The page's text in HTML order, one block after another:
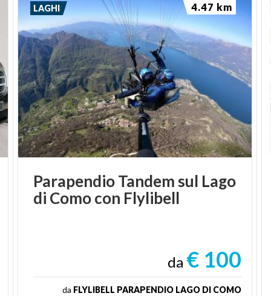
ParapendioTandem sul Lago
di Comocon Flylibell
da € 100
da FLYLIBELL PARAPENDIO LAGO DI COMO
LAGHI 4.47 km